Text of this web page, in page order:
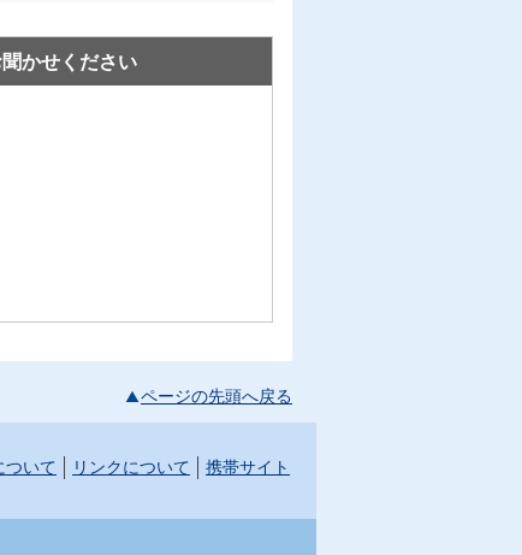
かせください
ページの先頭へ戻る
ついて リンクについて 携帯サイト